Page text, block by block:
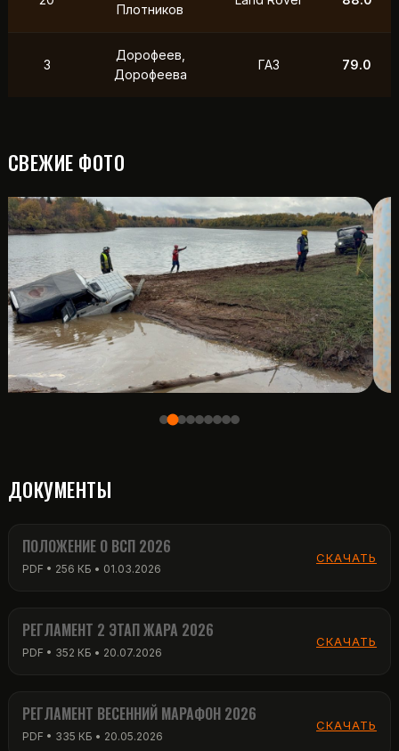
Фердман
ПОЛОЖЕНИЕ О ВСП 2026
РЕГЛАМЕНТ 2 ЭТАП ЖАРА 2026
РЕГЛАМЕНТ ВЕСЕННИЙ МАРАФОН 2026